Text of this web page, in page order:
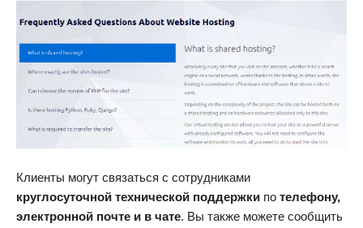
Клиенты могут связаться с сотрудниками
круглосуточной технической поддержки по телефону,
электронной почте и в чате. Вы также можете сообщить